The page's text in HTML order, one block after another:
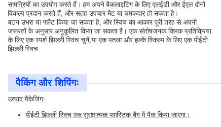
सामग्रियों का उपयोग करते हैं। हम अपने बैकलाइटिंग के लिए एलईडी और ईएल दोनों
विकल्प प्रदान करते हैं, और सतह उपचार मैट या चमकदार हो सकता है।
बटन उभरा या फ्लैट किया जा सकता है, और स्विच का आकार पूरी तरह से अपनी
जरूरतों के अनुसार अनुकूलित किया जा सकता है। एक संतोषजनक क्लिक प्रतिक्रिया
के लिए एक स्पर्श झिल्ली स्विच चुनें,या एक पतला और हल्के विकल्प के लिए एक पीईटी
झिल्ली स्विच.
पैकिंग और शिपिंगः
उत्पाद पैकेजिंगः
पीईटी झिल्ली स्विच एक सुरक्षात्मक प्लास्टिक बैग में पैक किया जाएगा।